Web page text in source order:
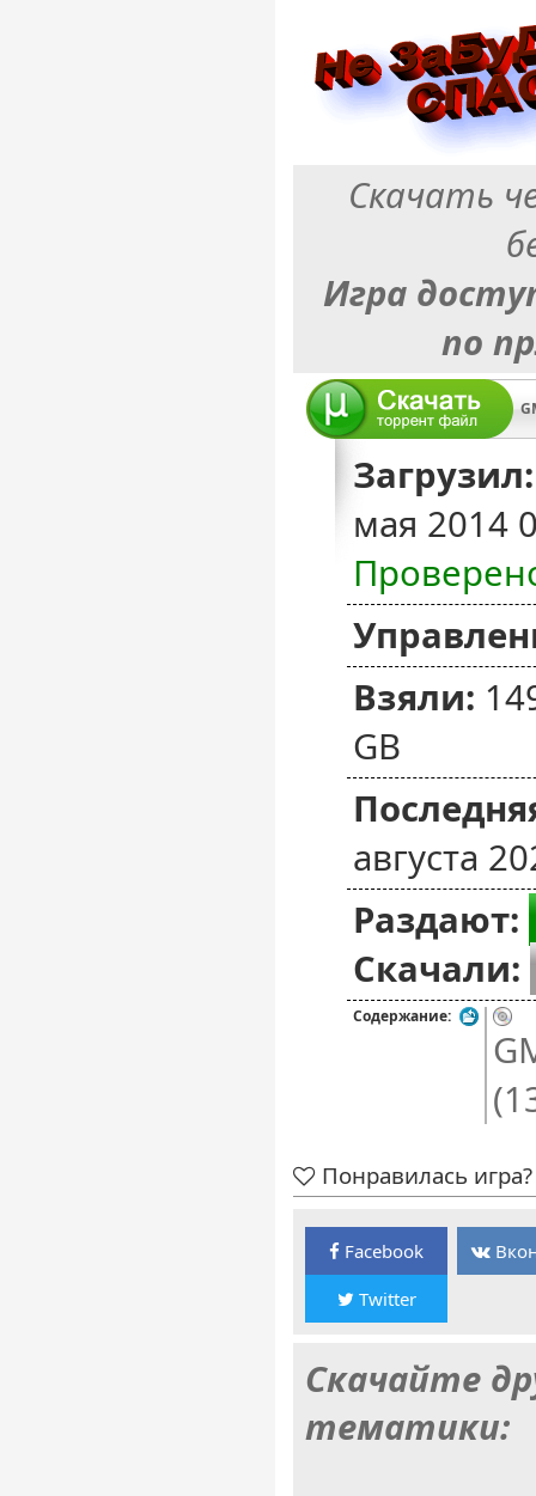
Скачать
Игра
по
Загрузил:
мая 2014
Взяли:
GB
августа
Раздают:
Скачали:
Содержание:
Понравилась
Facebook
Twitter
Скачайте
тематики: